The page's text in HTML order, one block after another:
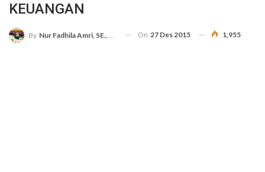
KEUANGAN
By Nur Fadhila Amri, SE., Ak., M.Si On 27 Des 2015 1,955